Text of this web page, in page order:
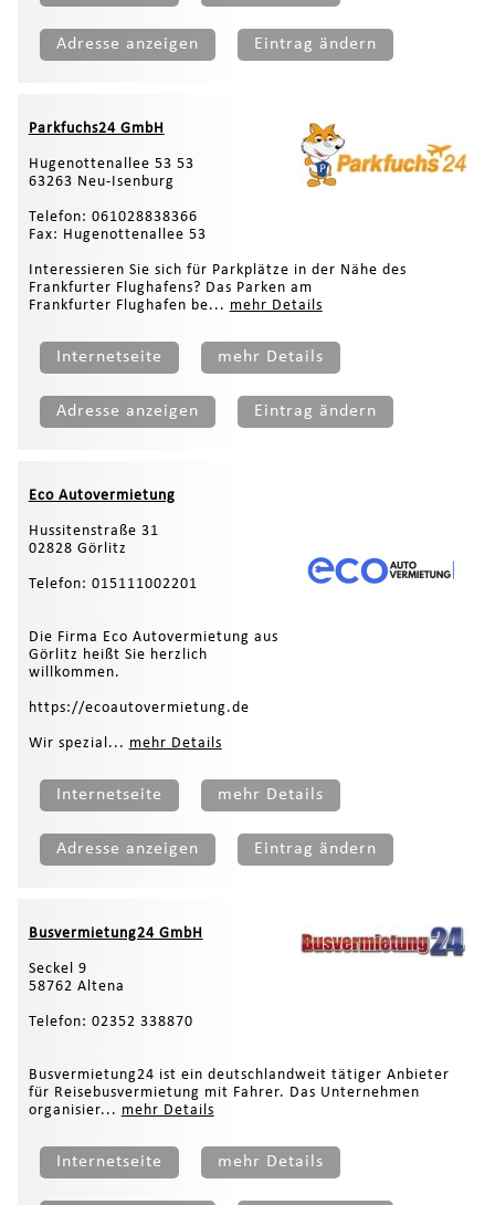
Adresse anzeigen Eintrag ändern
Parkfuchs24 GmbH
Hugenottenallee 53 53
63263 Neu-Isenburg
Telefon: 061028838366
Fax: Hugenottenallee 53
Interessieren Sie sich für Parkplätze in der Nähe des
Frankfurter Flughafens? Das Parken am
Frankfurter Flughafen be... mehr Details
Internetseite mehr Details
Adresse anzeigen Eintrag ändern
Eco Autovermietung
Hussitenstraße 31
02828 Görlitz
Telefon: 015111002201
Die Firma Eco Autovermietung aus
Görlitz heißt Sie herzlich
willkommen.
https://ecoautovermietung.de
Wir spezial... mehr Details
Internetseite mehr Details
Adresse anzeigen Eintrag ändern
Busvermietung24 GmbH
Seckel 9
58762 Altena
Telefon: 02352 338870
Busvermietung24 ist ein deutschlandweit tätiger Anbieter
für Reisebusvermietung mit Fahrer. Das Unternehmen
organisier... mehr Details
Internetseite mehr Details